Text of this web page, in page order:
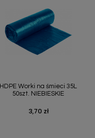
HDPE Worki na śmieci 35L
50szt. NIEBIESKIE
Cena
3,70 zł